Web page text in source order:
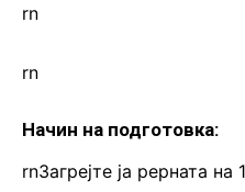
rn
rn
Начин на подготовка:
rnЗагрејте ја рерната